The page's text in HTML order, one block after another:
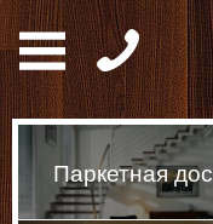
Паркетная